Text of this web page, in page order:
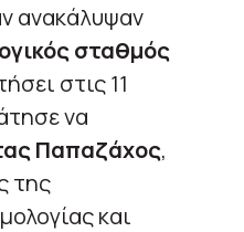
ανακάλυψαν
σταθμός
στις 11
να
Παπαζάχος,
της
και